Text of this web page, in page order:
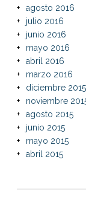
agosto 2016
julio 2016
junio 2016
mayo 2016
abril 2016
marzo 2016
diciembre 2015
noviembre
agosto 2015
junio 2015
mayo 2015
abril 2015